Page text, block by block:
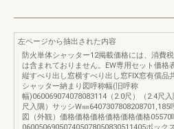
左ページから抽出された内容
防火単体シャッター12掲載価格には、消費
は含まれておりません。EW専用セット価格
縦すべり出し窓横すべり出し窓FIX窓有償品
シャッター納まり図呼称幅(旧呼称
幅)060069074078083114（2.0尺）（2.4尺
尺入隅）サッシW㎜6407307808208701,185
図（外観）価格価格価格価格価格価格05570
060050690507405078050830511405ボック